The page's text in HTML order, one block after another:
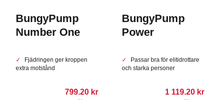
BungyPump
Number One
Fjädringen ger kroppen
extra motstånd
799.20 kr
BungyPump
Power
Passar bra för elitidrottare
och starka personer
1 119.20 kr